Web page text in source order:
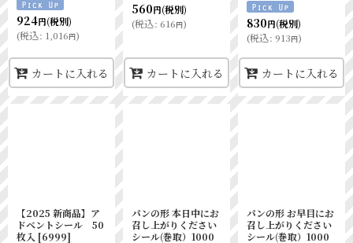
924円(税別)
(税込: 1,016円)
カートに入れる
560円(税別)
(税込: 616円)
カートに入れる
830円(税別)
(税込: 913円)
カートに入れる
【2025 新商品】ア
ドベントシール 50
枚入 [6999]
パンの形 本日中にお
召し上がりください
シール(巻取）1000
パンの形 お早目にお
召し上がりください
シール(巻取）1000